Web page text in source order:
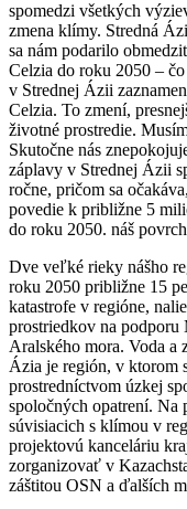
spomedzi všetkých
zmena klímy. Stredná
sa nám podarilo
Celzia do roku 2050 –
v Strednej Ázii
Celzia. To zmení,
životné prostredie.
Skutočne nás
záplavy v Strednej Ázii
ročne, pričom sa
povedie k približne 5
do roku 2050. náš
Dve veľké rieky nášho
roku 2050 približne 15
katastrofe v regióne,
prostriedkov na podporu
Aralského mora. Voda a
Ázia je región, v ktorom
prostredníctvom úzkej
spoločných opatrení. Na
súvisiacich s klímou v
projektovú kanceláriu
zorganizovať v
záštitou OSN a ďalších